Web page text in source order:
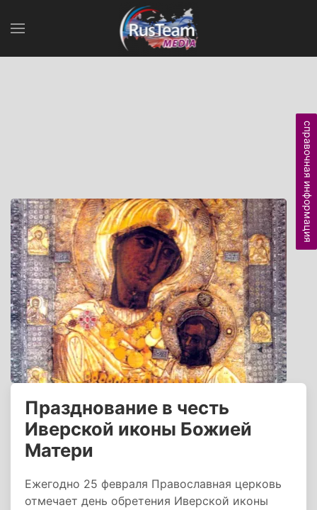
Празднование в честь
Иверской иконы Божией
Матери
Ежегодно 25 февраля Православная церковь
отмечает день обретения Иверской иконы
справочная информация